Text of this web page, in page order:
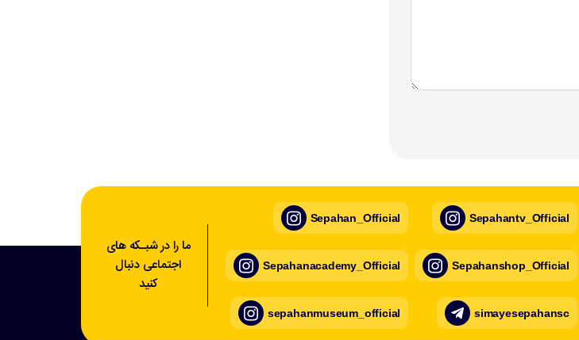
ما را در شبـکه های
اجتماعی دنبال
کنید
Sepahan_Official
Sepahanacademy_Official
sepahanmuseum_official
Sepahantv_Official
Sepahanshop_Official
simayesepahansc